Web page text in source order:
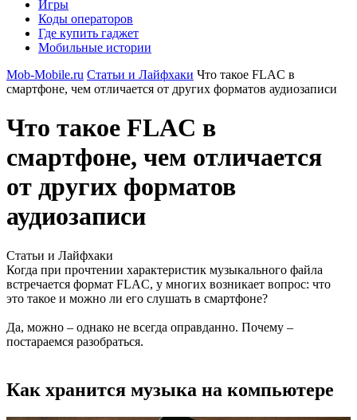
Игры
Коды операторов
Где купить гаджет
Мобильные истории
Mob-Mobile.ru Статьи и Лайфхаки Что такое FLAC в
смартфоне, чем отличается от других форматов аудиозаписи
Что такое FLAC в
смартфоне, чем отличается
от других форматов
аудиозаписи
Статьи и Лайфхаки
Когда при прочтении характеристик музыкального файла
встречается формат FLAC, у многих возникает вопрос: что
это такое и можно ли его слушать в смартфоне?
Да, можно – однако не всегда оправданно. Почему –
постараемся разобраться.
Как хранится музыка на компьютере